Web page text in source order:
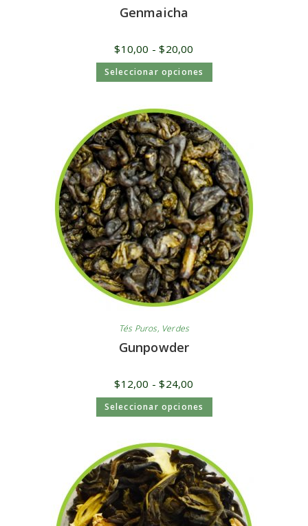
Genmaicha
$10,00 - $20,00
Seleccionar opciones
Tés Puros, Verdes
Gunpowder
$12,00 - $24,00
Seleccionar opciones